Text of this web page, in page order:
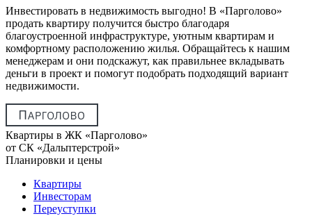
Инвестировать в недвижимость выгодно! В «Парголово»
продать квартиру получится быстро благодаря
благоустроенной инфраструктуре, уютным квартирам и
комфортному расположению жилья. Обращайтесь к нашим
менеджерам и они подскажут, как правильнее вкладывать
деньги в проект и помогут подобрать подходящий вариант
недвижимости.
Квартиры в ЖК «Парголово»
от СК «Дальптерстрой»
Планировки и цены
Квартиры
Инвесторам
Переуступки